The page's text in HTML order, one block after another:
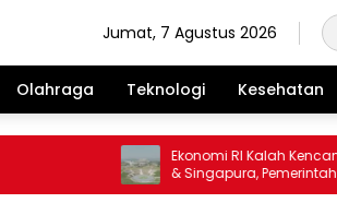
Jumat, 7 Agustus 2026
Olahraga Teknologi Kesehatan
Ekonomi RI Kalah Kencang
& Singapura, Pemerintah
Investasi